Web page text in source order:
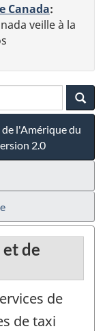
Canada:
veille à la
l'Amérique du
2.0
de
de
de taxi